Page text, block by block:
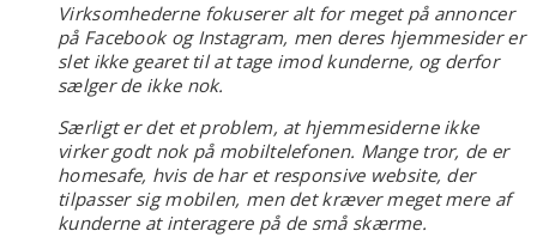
Virksomhederne fokuserer alt for meget på annoncer
på Facebook og Instagram, men deres hjemmesider er
slet ikke gearet til at tage imod kunderne, og derfor
sælger de ikke nok.
Særligt er det et problem, at hjemmesiderne ikke
virker godt nok på mobiltelefonen. Mange tror, de er
homesafe, hvis de har et responsive website, der
tilpasser sig mobilen, men det kræver meget mere af
kunderne at interagere på de små skærme.